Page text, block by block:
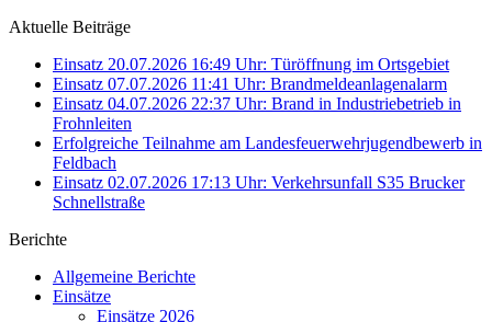
Aktuelle Beiträge
Einsatz 20.07.2026 16:49 Uhr: Türöffnung im Ortsgebiet
Einsatz 07.07.2026 11:41 Uhr: Brandmeldeanlagenalarm
Einsatz 04.07.2026 22:37 Uhr: Brand in Industriebetrieb in
Frohnleiten
Erfolgreiche Teilnahme am Landesfeuerwehrjugendbewerb in
Feldbach
Einsatz 02.07.2026 17:13 Uhr: Verkehrsunfall S35 Brucker
Schnellstraße
Berichte
Allgemeine Berichte
Einsätze
Einsätze 2026